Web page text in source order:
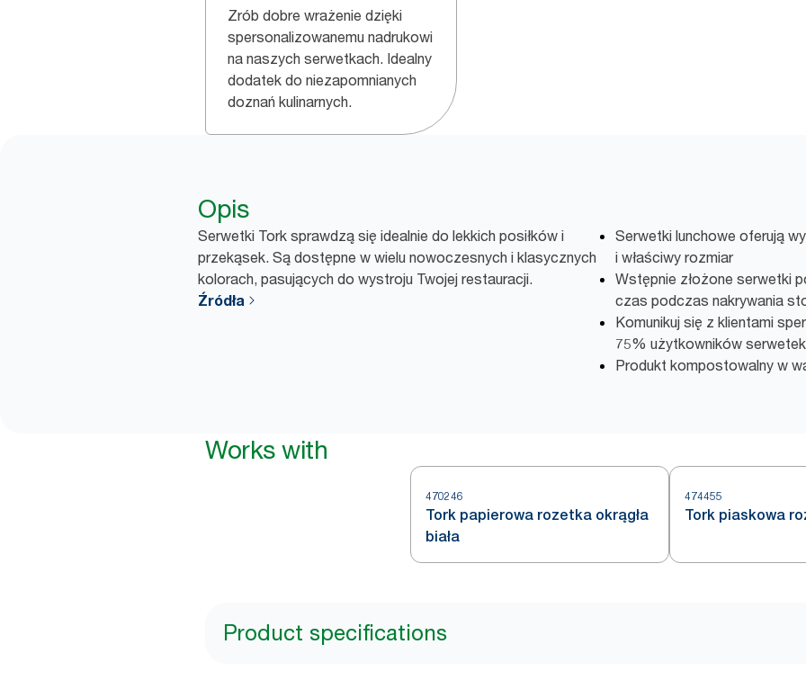
Zrób dobre wrażenie dzięki
spersonalizowanemu nadrukowi
na naszych serwetkach. Idealny
dodatek do niezapomnianych
doznań kulinarnych.
Opis
Serwetki Tork sprawdzą się idealnie do lekkich posiłków i
przekąsek. Są dostępne w wielu nowoczesnych i klasycznych
kolorach, pasujących do wystroju Twojej restauracji.
Źródła
Serwetki lunchowe oferują
i właściwy rozmiar
Wstępnie złożone serwetki
czas podczas nakrywania
Komunikuj się z klientami
75% użytkowników
Produkt kompostowalny w
Works with
470246
Tork papierowa rozetka okrągła
biała
474455
Tork piaskowa
Product specifications